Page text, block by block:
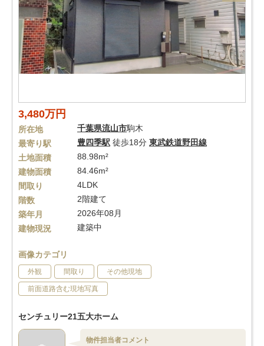
3,480万円
所在地 千葉県流山市駒木
最寄り駅
豊四季駅 徒歩18分 東武鉄道野田線
土地面積
88.98m²
建物面積
84.46m²
間取り
4LDK
階数
2階建て
築年月
2026年08月
建物現況
建築中
画像カテゴリ
外観 間取り その他現地
前面道路含む現地写真
センチュリー21五大ホーム
物件担当者コメント